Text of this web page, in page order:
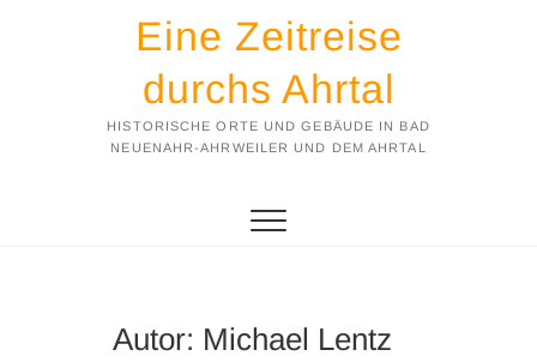
Eine Zeitreise
durchs Ahrtal
HISTORISCHE ORTE UND GEBÄUDE IN BAD
NEUENAHR-AHRWEILER UND DEM AHRTAL
Autor: Michael Lentz